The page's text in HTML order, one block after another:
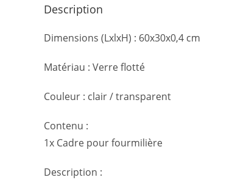
Description
Dimensions (LxlxH) : 60x30x0,4 cm
Matériau : Verre flotté
Couleur : clair / transparent
Contenu :
1x Cadre pour fourmilière
Description :